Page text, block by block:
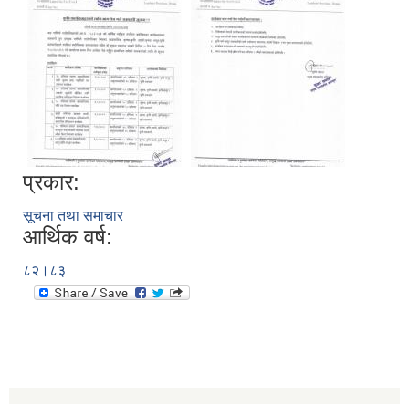
प्रकार:
सूचना तथा समाचार
आर्थिक वर्ष:
८२।८३